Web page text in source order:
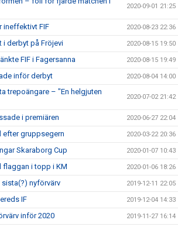
2020-09-01 21:25
ineffektivt FIF 2020-08-23 22:36
i derbyt på Fröjevi 2020-08-15 19:50
FIF i Fagersanna 2020-08-15 19:49
inför derbyt 2020-08-04 14:00
trepoängare – "En helgjuten
2020-07-02 21:42
i premiären 2020-06-27 22:04
efter gruppsegern 2020-03-22 20:36
Skaraborg Cup 2020-01-07 10:43
flaggan i topp i KM 2020-01-06 18:26
sista(?) nyförvärv 2019-12-11 22:05
IF 2019-12-04 14:33
inför 2020 2019-11-27 16:14